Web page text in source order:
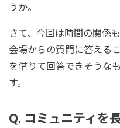
うか。
さて、今回は時間の関係
会場からの質問に答える
を借りて回答できそうな
す。
Q. コミュニティを